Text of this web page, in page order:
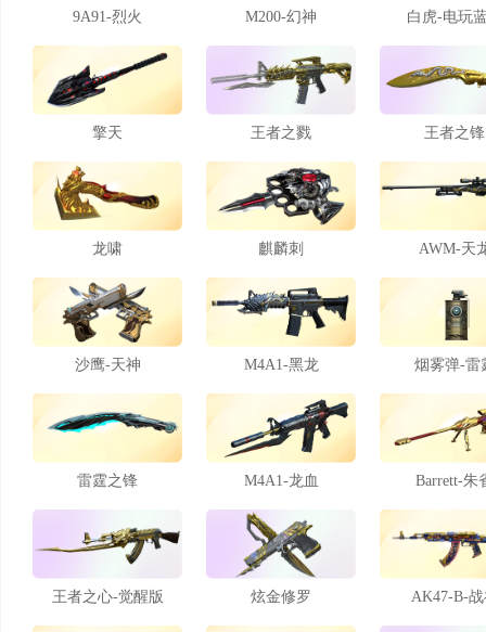
9A91-烈火 M200-幻神 白虎-电玩
擎天 王者之戮 王者之锋
龙啸 麒麟刺 AWM-天
沙鹰-天神 M4A1-黑龙 烟雾弹-雷
雷霆之锋 M4A1-龙血 Barrett-朱
王者之心-觉醒版 炫金修罗 AK47-B-战